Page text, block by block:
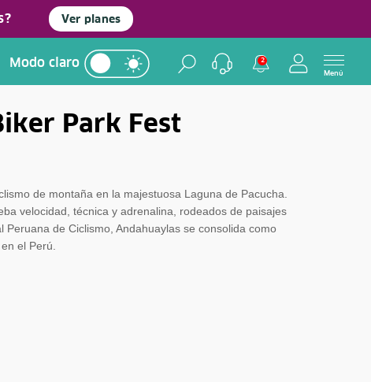
Ver planes
Modo claro 2
Menú
Park Fest
de montaña en la majestuosa Laguna de Pacucha.
velocidad, técnica y adrenalina, rodeados de paisajes
de Ciclismo, Andahuaylas se consolida como
el Perú.